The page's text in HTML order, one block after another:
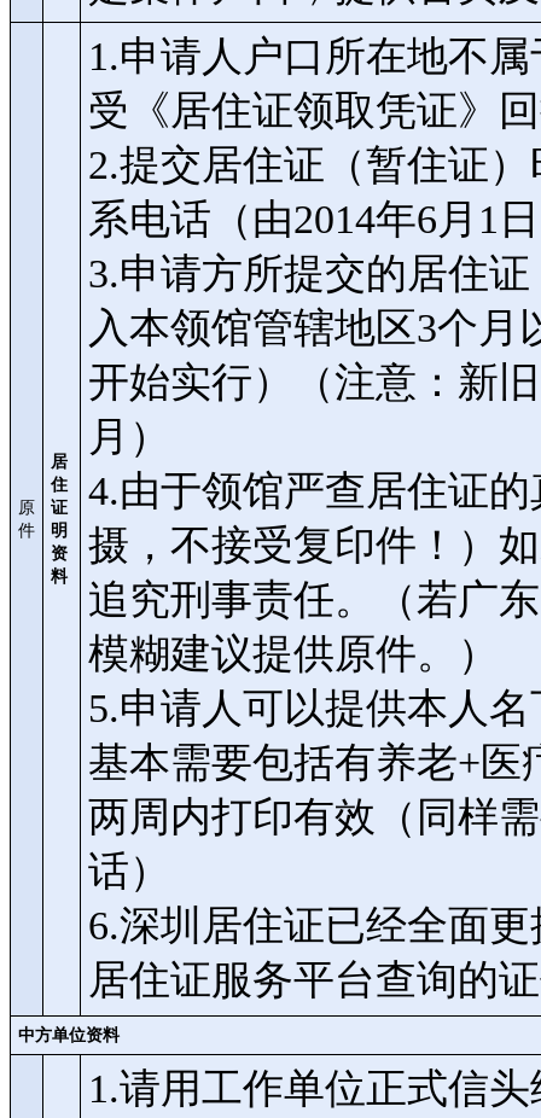
原
件
居
住
证
明
资
料
1.申请人户口所在地不
受《居住证领取凭证》
2.提交居住证（暂住证
系电话（由2014年6月1
3.申请方所提交的居住
入本领馆管辖地区3个月
开始实行）（注意：新
月）
4.由于领馆严查居住证
摄，不接受复印件！）
追究刑事责任。（若广
模糊建议提供原件。）
5.申请人可以提供本人
基本需要包括有养老+医
两周内打印有效（同样
话）
6.深圳居住证已经全面
居住证服务平台查询的
中方单位资料
1.请用工作单位正式信